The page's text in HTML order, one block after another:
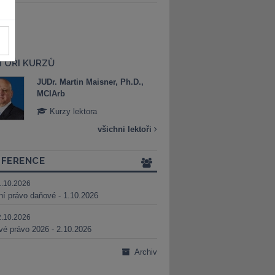
KURZŮ
JUDr. Martin Maisner, Ph.D.,
MCIArb
Kurzy lektora
všichni lektoři
právo daňové - 1.10.2026
právo 2026 - 2.10.2026
Archiv